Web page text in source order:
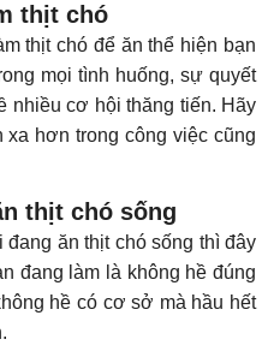
thịt chó
thịt chó để ăn thể hiện bạn
mọi tình huống, sự quyết
nhiều cơ hội thăng tiến. Hãy
hơn trong công việc cũng
thịt chó sống
ăn thịt chó sống thì đây
đang làm là không hề đúng
hề có cơ sở mà hầu hết